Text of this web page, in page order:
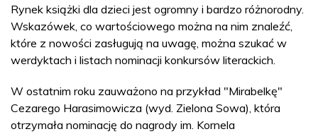
Rynek książki dla dzieci jest ogromny i bardzo różnorodny.
Wskazówek, co wartościowego można na nim znaleźć,
które z nowości zasługują na uwagę, można szukać w
werdyktach i listach nominacji konkursów literackich.
W ostatnim roku zauważono na przykład "Mirabelkę"
Cezarego Harasimowicza (wyd. Zielona Sowa), która
otrzymała nominację do nagrody im. Kornela